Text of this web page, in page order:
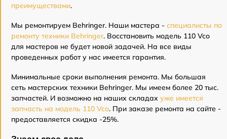
преимуществами.
Мы ремонтируем Behringer. Наши мастера - специалисты по
ремонту техники Behringer. Восстановить модель 110 Vco
для мастеров не будет новой задачей. На все виды
проведенных работ у нас имеется гарантия.
Минимальные сроки выполнения ремонта. Мы большая
сеть мастерских техники Behringer. Мы имеем более 20 тыс.
запчастей. И возможно на наших складах уже имеется
запчасть на модель 110 Vco. При заказе ремонта на сайте -
предоставляется скидка -25%.